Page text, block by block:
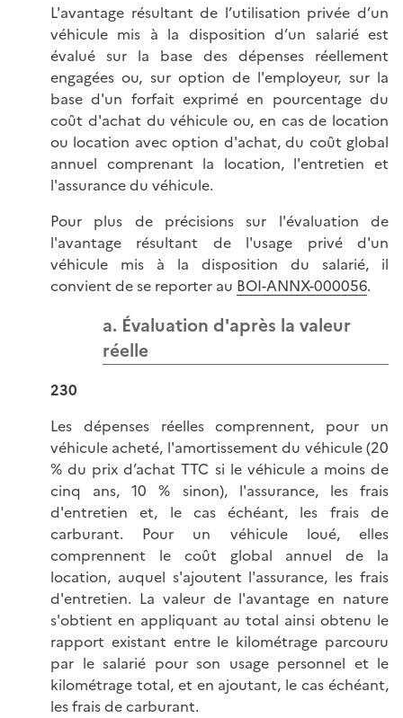
L'avantage résultant de l’utilisation privée d’un
véhicule mis à la disposition d’un salarié est
évalué sur la base des dépenses réellement
engagées ou, sur option de l'employeur, sur la
base d'un forfait exprimé en pourcentage du
coût d'achat du véhicule ou, en cas de location
ou location avec option d'achat, du coût global
annuel comprenant la location, l'entretien et
l'assurance du véhicule.
Pour plus de précisions sur l'évaluation de
l'avantage résultant de l'usage privé d'un
véhicule mis à la disposition du salarié, il
convient de se reporter au BOI-ANNX-000056.
a. Évaluation d'après la valeur
réelle
230
Les dépenses réelles comprennent, pour un
véhicule acheté, l'amortissement du véhicule (20
% du prix d’achat TTC si le véhicule a moins de
cinq ans, 10 % sinon), l'assurance, les frais
d'entretien et, le cas échéant, les frais de
carburant. Pour un véhicule loué, elles
comprennent le coût global annuel de la
location, auquel s'ajoutent l'assurance, les frais
d'entretien. La valeur de l'avantage en nature
s'obtient en appliquant au total ainsi obtenu le
rapport existant entre le kilométrage parcouru
par le salarié pour son usage personnel et le
kilométrage total, et en ajoutant, le cas échéant,
les frais de carburant.